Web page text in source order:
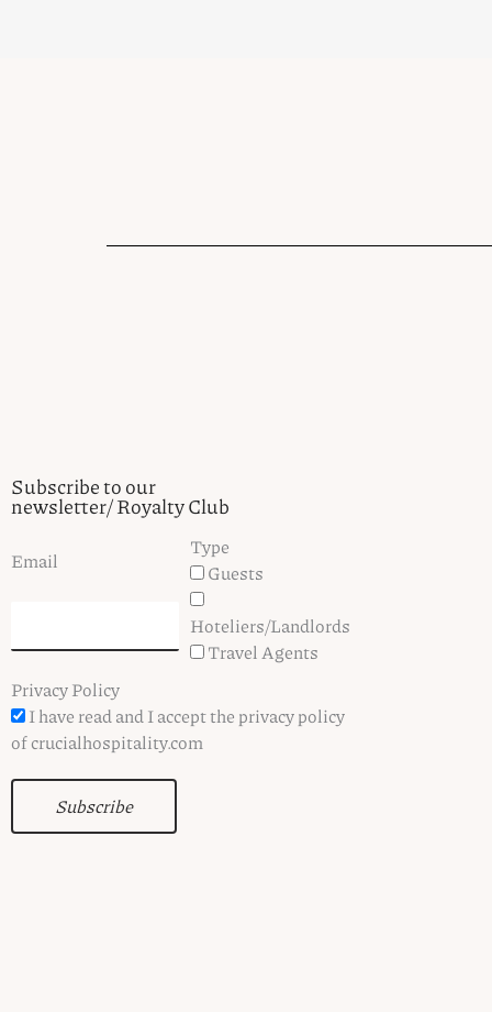
Subscribe to our
newsletter/ Royalty Club
Email
Type
Guests
Hoteliers/Landlords
Travel Agents
Privacy Policy
I have read and I accept the privacy policy
of crucialhospitality.com
Subscribe